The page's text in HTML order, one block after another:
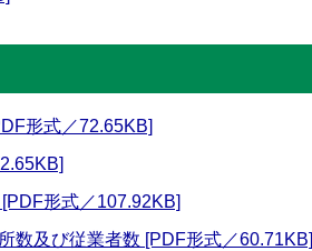
形式／72.65KB]
形式／107.92KB]
数及び従業者数 [PDF形式／60.71KB]